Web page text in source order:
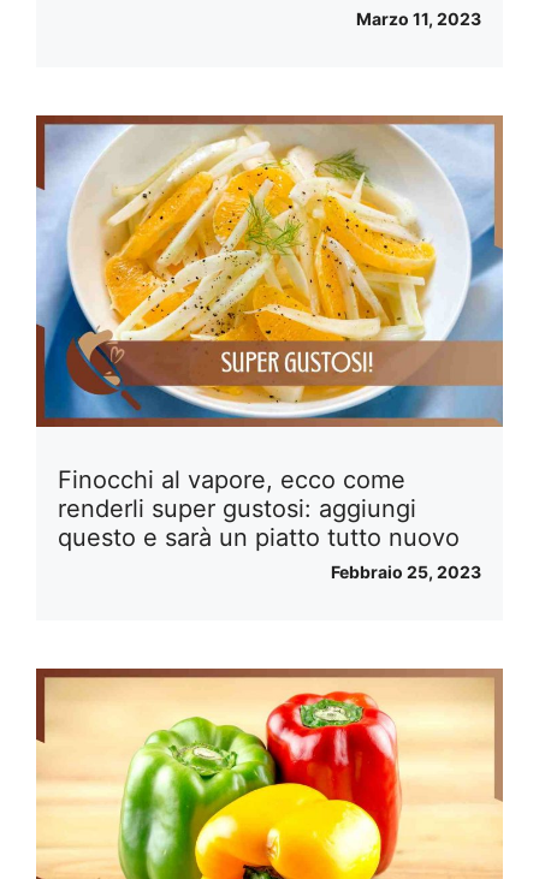
Marzo 11, 2023
Finocchi al vapore, ecco come
renderli super gustosi: aggiungi
questo e sarà un piatto tutto nuovo
Febbraio 25, 2023